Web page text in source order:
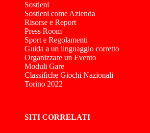
Sostieni
Sostieni come Azienda
Risorse e Report
Press Room
Sport e Regolamenti
Guida a un linguaggio corretto
Organizzare un Evento
Moduli Gare
Classifiche Giochi Nazionali
Torino 2022
SITI CORRELATI